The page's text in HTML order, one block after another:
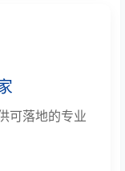
可落地的专业